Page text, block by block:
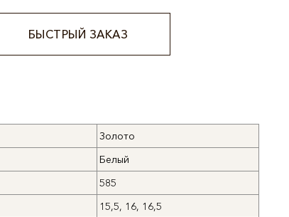
БЫСТРЫЙ ЗАКАЗ
Золото
Белый
585
15,5, 16, 16,5